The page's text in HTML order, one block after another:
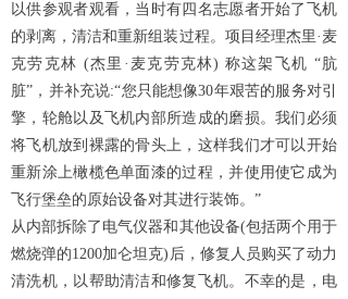
以供参观者观看，当时有四名志愿者开始了飞机
的剥离，清洁和重新组装过程。项目经理杰里·麦
克劳克林 (杰里·麦克劳克林) 称这架飞机 “肮
脏”，并补充说:“您只能想像30年艰苦的服务对引
擎，轮舱以及飞机内部所造成的磨损。我们必须
将飞机放到裸露的骨头上，这样我们才可以开始
重新涂上橄榄色单面漆的过程，并使用使它成为
飞行堡垒的原始设备对其进行装饰。”
从内部拆除了电气仪器和其他设备(包括两个用于
燃烧弹的1200加仑坦克)后，修复人员购买了动力
清洗机，以帮助清洁和修复飞机。不幸的是，电